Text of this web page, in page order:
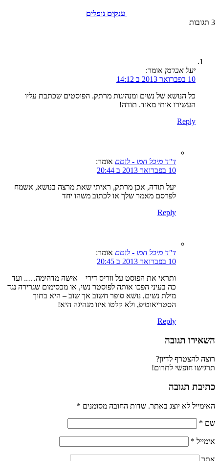
ענקים נופלים
3 תגובות
יעל אברמן אומר:
10 בפברואר 2013 ב 14:12
כל הנושא של נשים ומנהיגות מרתק. הפוסטים שכתבת עליו
העשירו אותי מאוד. תודה!
Reply
ד"ר מיכל חמו - לוטם אומר:
10 בפברואר 2013 ב 20:44
יעל תודה, אכן מרתק, ראיתי שאת מרצה בנושא, אשמח
לפרסם מאמר שלך או לכתוב משהו יחד
Reply
ד"ר מיכל חמו - לוטם אומר:
10 בפברואר 2013 ב 20:45
ותראי את הפוסט על ווריס דירי – אישה מדהימה….. ועד
כה בעיני הפכו אותה לפוסטר נשי, או מכסימום שגרירה נגד
מילת נשים, נושא סופר חשוב אך שוב – היא בתוך
הסטריאוטיפ, ולא קלטו איזו מנהיגה היא!
Reply
השאירו תגובה
רוצה להצטרף לדיון?
תרגישו חופשי לתרום!
כתיבת תגובה
האימייל לא יוצג באתר. שדות החובה מסומנים *
שם *
אימייל *
אתר